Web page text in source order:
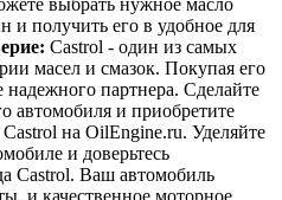
выбрать нужное масло
и получить его в удобное для
Castrol - один из самых
масел и смазок. Покупая его
партнера. Сделайте
автомобиля и приобретите
на OilEngine.ru. Уделяйте
и доверьтесь
Castrol. Ваш автомобиль